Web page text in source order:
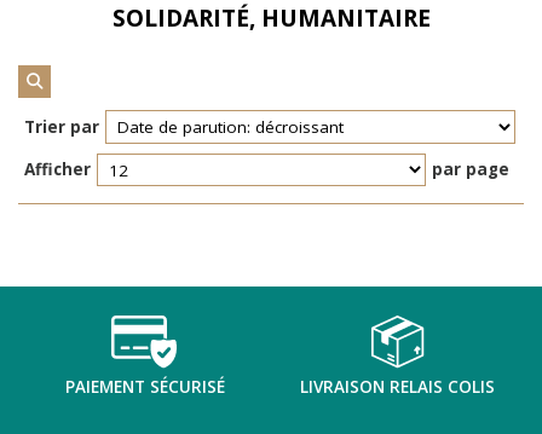
Réinitialiser les filtres
TENTER L'ART POUR SOIGNER
SOLIDARITÉ, HUMANITAIRE
Trier par
Afficher
par page
PAIEMENT SÉCURISÉ LIVRAISON RELAIS COLIS